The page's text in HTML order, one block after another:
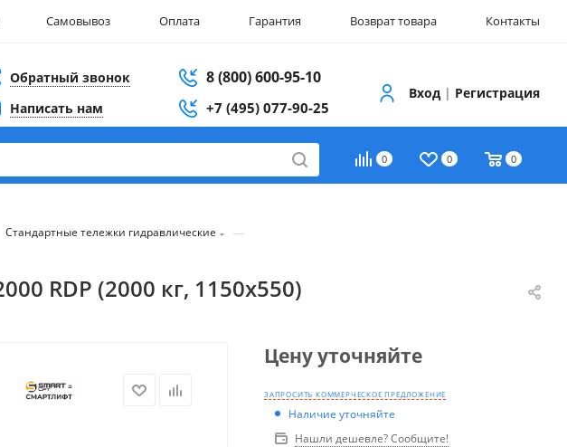
Самовывоз Оплата Гарантия Возврат товара Контакты
Обратный звонок
Написать нам
8 (800) 600-95-10
+7 (495) 077-90-25
Вход | Регистрация
0 0 0
Стандартные тележки гидравлические —
RDP (2000 кг, 1150x550)
Цену уточняйте
ЗАПРОСИТЬ КОММЕРЧЕСКОЕ ПРЕДЛОЖЕНИЕ
Наличие уточняйте
Нашли дешевле? Сообщите!